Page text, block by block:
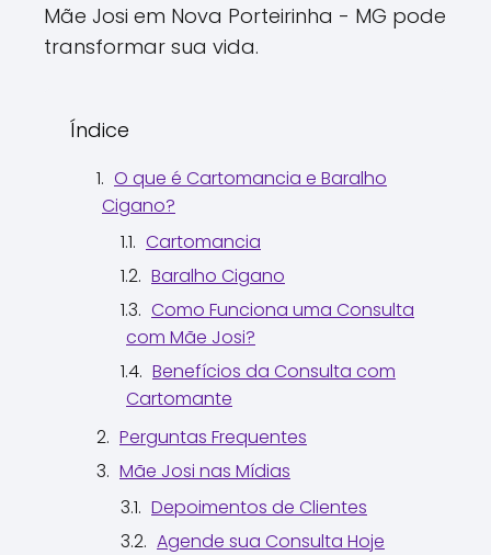
Mãe Josi em Nova Porteirinha - MG pode
transformar sua vida.
Índice
O que é Cartomancia e Baralho
Cigano?
Cartomancia
Baralho Cigano
Como Funciona uma Consulta
com Mãe Josi?
Benefícios da Consulta com
Cartomante
Perguntas Frequentes
Mãe Josi nas Mídias
Depoimentos de Clientes
Agende sua Consulta Hoje